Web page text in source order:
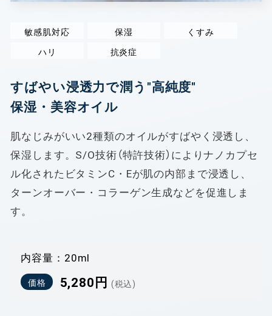
敏感肌対応 保湿
くすみ
ハリ
抗炎症
すばやい浸透力で潤う"高純度"
保湿・美容オイル
肌なじみがいい2種類のオイルがすばやく浸透し、
保湿します。S/O技術（特許技術）によりナノカプセ
ル化されたビタミンC・Eが肌の内部まで浸透し、
ターンオーバー・コラーゲン生成などを促進しま
す。
内容量 ：20ml
価格 5,280円 (税込)